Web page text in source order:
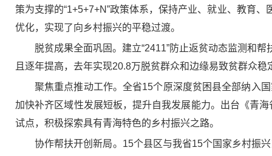
策为支撑的“1+5+7+N”政策体系，保持产业、就业、教育
优化，实现了向乡村振兴的平稳过渡。
脱贫成果全面巩固。建立“2411”防止返贫动态监测和
且逐年提高，去年实现20.8万脱贫群众和边缘易致贫群众稳
聚焦重点推动工作。全省15个原深度贫困县全部纳入
加快补齐区域性发展短板，提升自我发展能力。出台《青
试点，积极探索具有青海特色的乡村振兴之路。
协作帮扶开创新局。15个县区与我省15个国家乡村振